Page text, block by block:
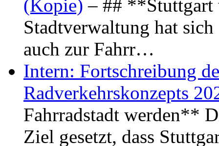
(Kopie) – ## **Stuttgart
Stadtverwaltung hat
auch zur Fahrr…
Intern: Fortschreibung
Radverkehrskonzepts
Fahrradstadt werden**
Ziel gesetzt, dass